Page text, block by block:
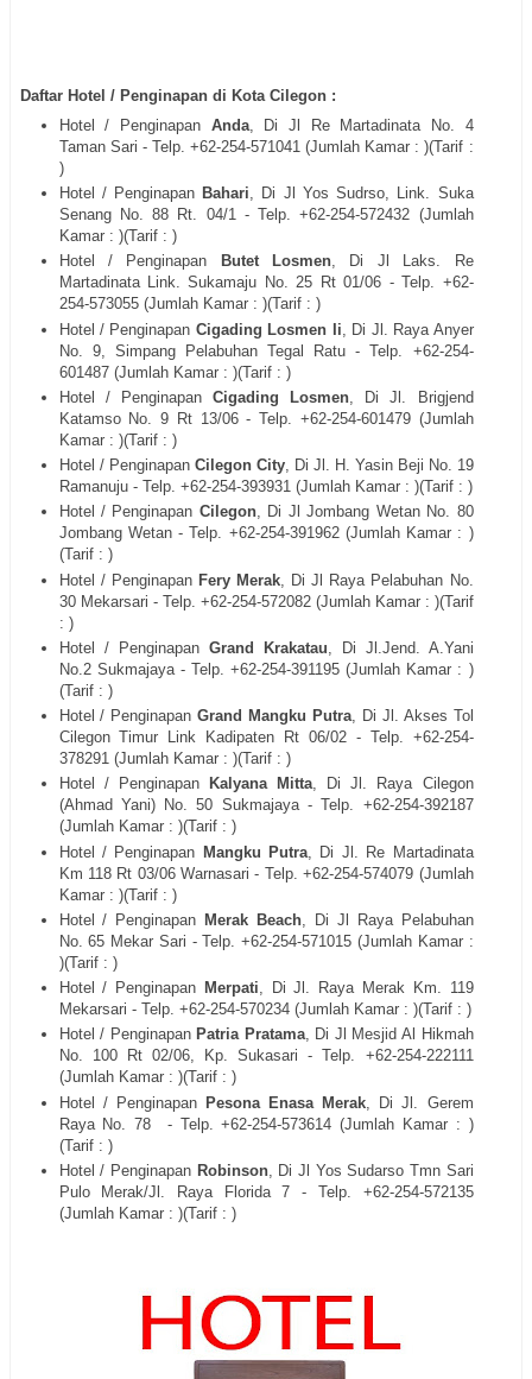
Daftar Hotel / Penginapan di Kota Cilegon :
Hotel / PenginapanAnda, Di Jl Re Martadinata No. 4
Taman Sari - Telp. +62-254-571041 (Jumlah Kamar : )(Tarif :
)
Hotel / PenginapanBahari, Di Jl Yos Sudrso, Link. Suka
Senang No. 88 Rt. 04/1- Telp. +62-254-572432 (Jumlah
Kamar : )(Tarif : )
Hotel / Penginapan Butet Losmen, Di Jl Laks. Re
Martadinata Link. Sukamaju No. 25 Rt 01/06 - Telp. +62-
254-573055(Jumlah Kamar : )(Tarif : )
Hotel / Penginapan Cigading Losmen Ii , Di Jl. Raya Anyer
No. 9, Simpang Pelabuhan Tegal Ratu - Telp. +62-254-
601487(Jumlah Kamar : )(Tarif : )
Hotel / PenginapanCigading Losmen , DiJl. Brigjend
Katamso No. 9 Rt 13/06- Telp. +62-254-601479(Jumlah
Kamar : )(Tarif : )
Hotel / PenginapanCilegon City, Di Jl. H. Yasin Beji No. 19
Ramanuju- Telp. +62-254-393931(Jumlah Kamar : )(Tarif : )
Hotel / Penginapan Cilegon, Di Jl Jombang Wetan No. 80
Jombang Wetan- Telp. +62-254-391962(Jumlah Kamar : )
(Tarif : )
Hotel / PenginapanFery Merak, DiJl Raya Pelabuhan No.
30 Mekarsari - Telp. +62-254-572082(Jumlah Kamar : )(Tarif
: )
Hotel / PenginapanGrand Krakatau , Di Jl.Jend. A.Yani
No.2 Sukmajaya- Telp. +62-254-391195 (Jumlah Kamar : )
(Tarif : )
Hotel / Penginapan Grand Mangku Putra, Di Jl. Akses Tol
Cilegon Timur Link Kadipaten Rt 06/02- Telp. +62-254-
378291(Jumlah Kamar : )(Tarif : )
Hotel / PenginapanKalyana Mitta, DiJl. Raya Cilegon
(Ahmad Yani) No. 50 Sukmajaya- Telp. +62-254-392187
(Jumlah Kamar : )(Tarif : )
Hotel / Penginapan Mangku Putra , Di Jl. Re Martadinata
Km 118 Rt 03/06 Warnasari - Telp. +62-254-574079 (Jumlah
Kamar : )(Tarif : )
Hotel / Penginapan Merak Beach , Di Jl Raya Pelabuhan
No. 65 Mekar Sari - Telp. +62-254-571015 (Jumlah Kamar :
)(Tarif : )
Hotel / Penginapan Merpati, DiJl. Raya Merak Km. 119
Mekarsari - Telp. +62-254-570234(Jumlah Kamar : )(Tarif : )
Hotel / PenginapanPatria Pratama, Di Jl Mesjid Al Hikmah
No. 100 Rt 02/06, Kp. Sukasari - Telp. +62-254-222111
(Jumlah Kamar : )(Tarif : )
Hotel / PenginapanPesona Enasa Merak , DiJl. Gerem
Raya No. 78
- Telp. +62-254-573614 (Jumlah Kamar : )
(Tarif : )
Hotel / PenginapanRobinson, Di Jl Yos Sudarso Tmn Sari
Pulo Merak/Jl. Raya Florida 7 - Telp. +62-254-572135
(Jumlah Kamar : )(Tarif : )